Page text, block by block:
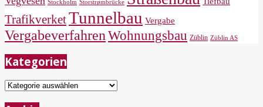
Stockholm Storstrømbrücke
TrafikverketTunnelbau Vergabe
VergabeverfahrenWohnungsbau Züblin Züblin AS
Kategorien
Kategorien